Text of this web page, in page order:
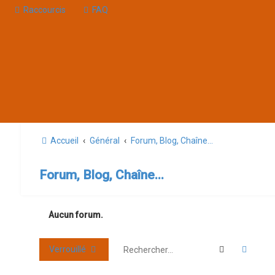
Raccourcis FAQ
Accueil Général Forum, Blog, Chaîne...
Forum, Blog, Chaîne...
Aucun forum.
Verrouillé Rechercher